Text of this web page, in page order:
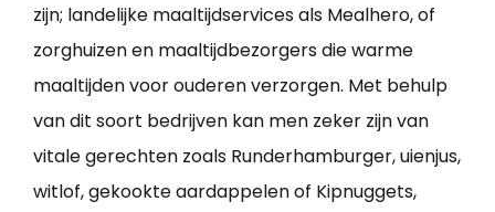
zijn; landelijke maaltijdservices als Mealhero, of
zorghuizen en maaltijdbezorgers die warme
maaltijden voor ouderen verzorgen. Met behulp
van dit soort bedrijven kan men zeker zijn van
vitale gerechten zoals Runderhamburger, uienjus,
witlof, gekookte aardappelen of Kipnuggets,